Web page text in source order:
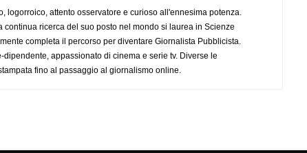
logorroico, attento osservatore e curioso all'ennesima potenza.
continua ricerca del suo posto nel mondo si laurea in Scienze
completa il percorso per diventare Giornalista Pubblicista.
appassionato di cinema e serie tv. Diverse le
fino al passaggio al giornalismo online.